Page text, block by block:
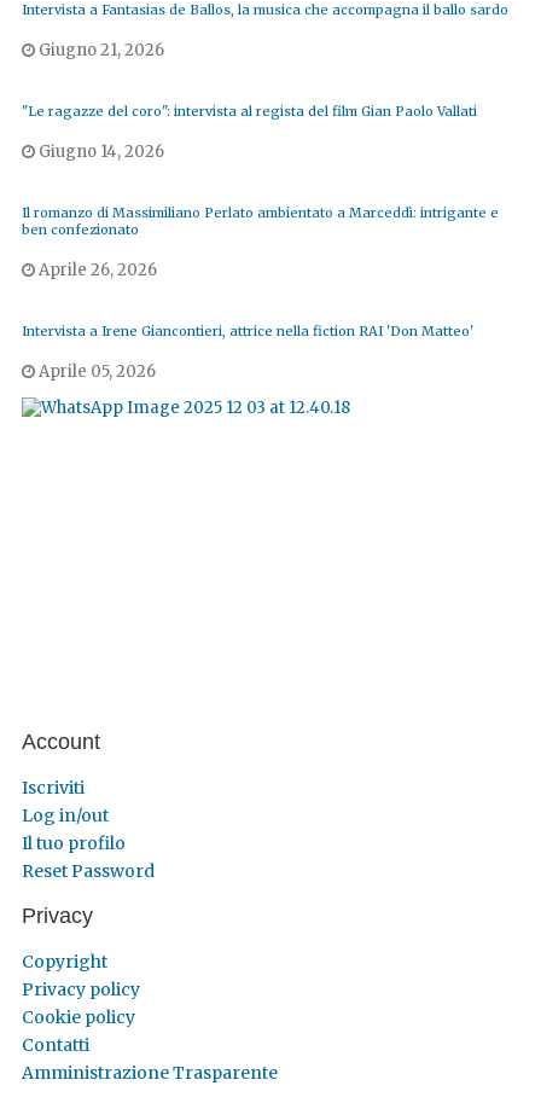
Intervista a Fantasias de Ballos, la musica che accompagna il ballo sardo
Giugno 21, 2026
"Le ragazze del coro": intervista al regista del film Gian Paolo Vallati
Giugno 14, 2026
Il romanzo di Massimiliano Perlato ambientato a Marceddì: intrigante e
ben confezionato
Aprile 26, 2026
Intervista a Irene Giancontieri, attrice nella fiction RAI 'Don Matteo'
Aprile 05, 2026
Account
Iscriviti
Log in/out
Il tuo profilo
Reset Password
Privacy
Copyright
Privacy policy
Cookie policy
Contatti
Amministrazione Trasparente